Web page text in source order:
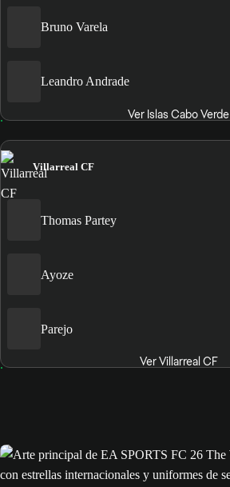
Bruno Varela
Leandro Andrade
Ver Islas Cabo Verde
Villarreal CF
Thomas Partey
Ayoze
Parejo
Ver Villarreal CF